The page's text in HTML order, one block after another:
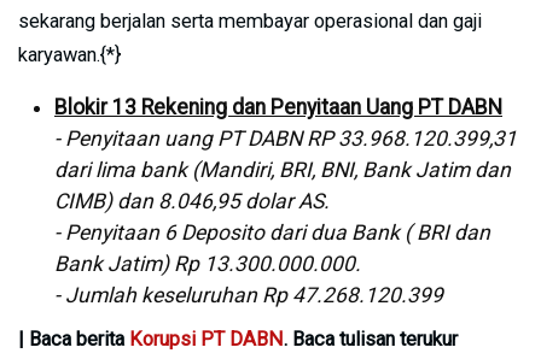
sekarang berjalan serta membayar operasional dan gaji
karyawan.{*}
Blokir 13 Rekening dan Penyitaan Uang PT DABN
- Penyitaan uang PT DABN RP 33.968.120.399,31
dari lima bank (Mandiri, BRI, BNI, Bank Jatim dan
CIMB) dan 8.046,95 dolar AS.
- Penyitaan 6 Deposito dari dua Bank ( BRI dan
Bank Jatim) Rp 13.300.000.000.
- Jumlah keseluruhan Rp 47.268.120.399
| Baca berita Korupsi PT DABN. Baca tulisan terukur